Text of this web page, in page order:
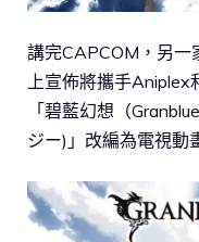
講完CAPCOM，另一
上宣佈將攜手Aniplex
「碧藍幻想（
ジー)」改編為電視動